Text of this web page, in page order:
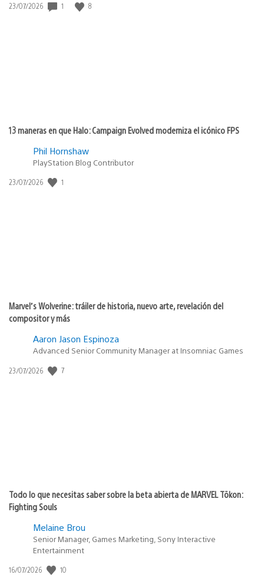
Fecha
23/07/2026 1 8
13 maneras en que Halo: Campaign Evolved moderniza el icónico FPS
Phil Hornshaw
PlayStation Blog Contributor
Fecha
23/07/2026 1
Marvel’s Wolverine: tráiler de historia, nuevo arte, revelación del
compositor y más
Aaron Jason Espinoza
Advanced Senior Community Manager at Insomniac Games
Fecha
23/07/2026 7
Todo lo que necesitas saber sobre la beta abierta de MARVEL Tōkon:
Fighting Souls
Melaine Brou
Senior Manager, Games Marketing, Sony Interactive
Entertainment
Fecha
16/07/2026 10